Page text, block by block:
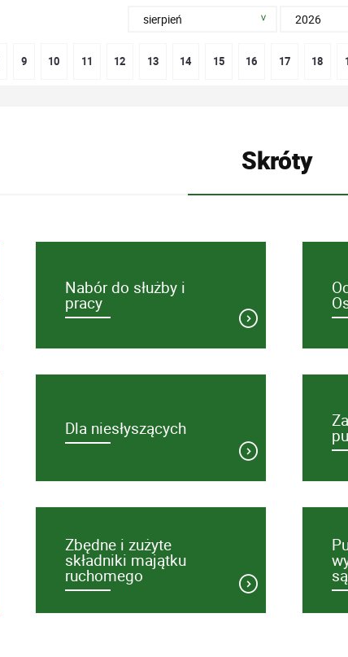
9 10 11 12 13 14 15 16 17 18
Skróty
Nabór do służby i
pracy
Dla niesłyszących
Zbędne i zużyte
składniki majątku
ruchomego